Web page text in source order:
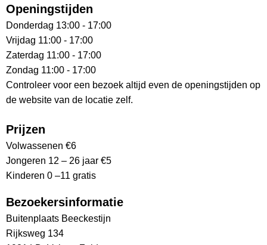
Openingstijden
Donderdag 13:00 - 17:00
Vrijdag 11:00 - 17:00
Zaterdag 11:00 - 17:00
Zondag 11:00 - 17:00
Controleer voor een bezoek altijd even de openingstijden op
de website van de locatie zelf.
Prijzen
Volwassenen €6
Jongeren 12 – 26 jaar €5
Kinderen 0 –11 gratis
Bezoekersinformatie
Buitenplaats Beeckestijn
Rijksweg 134